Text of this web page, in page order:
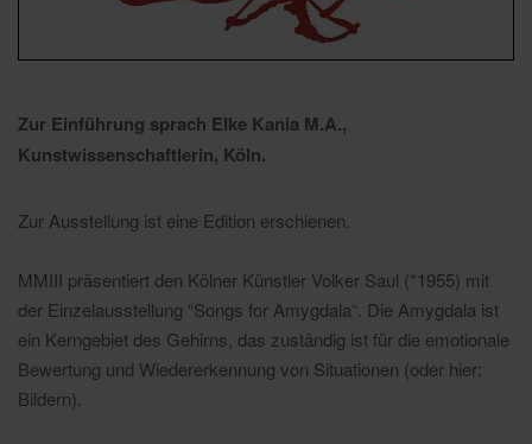
Zur Einführung sprach Elke Kania M.A.,
Kunstwissenschaftlerin, Köln.
Zur Ausstellung ist eine Edition erschienen.
MMIII präsentiert den Kölner Künstler Volker Saul (*1955) mit
der Einzelausstellung “Songs for Amygdala“. Die Amygdala ist
ein Kerngebiet des Gehirns, das zuständig ist für die emotionale
Bewertung und Wiedererkennung von Situationen (oder hier:
Bildern).